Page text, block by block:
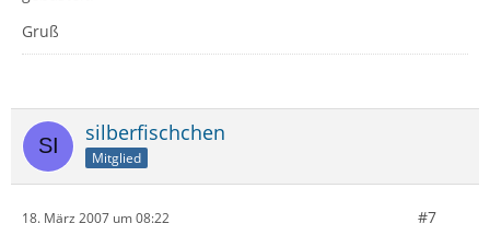
Gruß
silberfischchen
Mitglied
18. März 2007 um 08:22 #7